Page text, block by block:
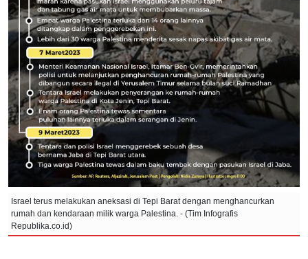
Israel terus melakukan aneksasi di Tepi Barat dengan menghancurkan
rumah dan kendaraan milik warga Palestina. - (Tim Infografis
Republika.co.id)